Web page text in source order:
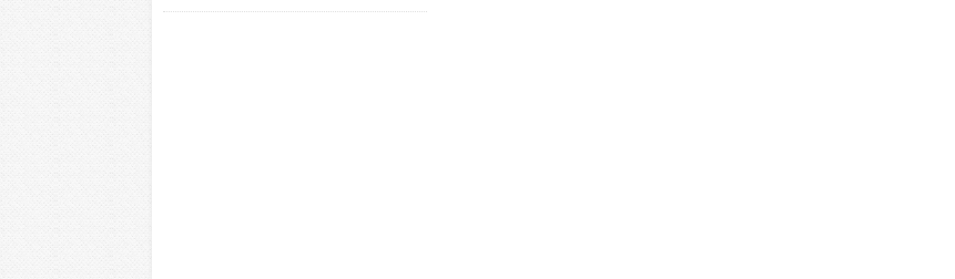
Arası...